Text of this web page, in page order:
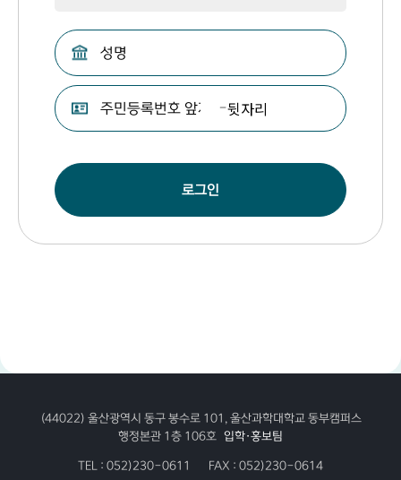
-
로그인
(44022) 울산광역시 동구 봉수로 101, 울산과학대학교 동부캠퍼스
행정본관 1층 106호 입학·홍보팀
TEL : 052)230-0611 FAX : 052)230-0614